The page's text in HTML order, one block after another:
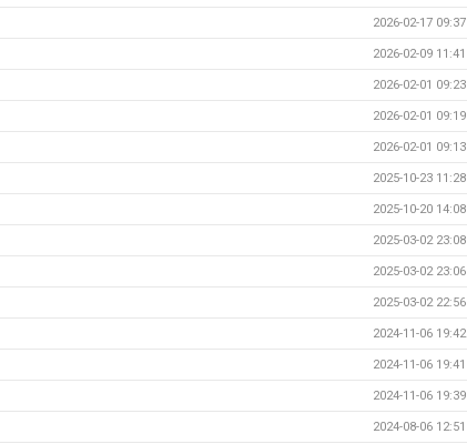
2026-02-17 09:37
2026-02-09 11:41
2026-02-01 09:23
2026-02-01 09:19
2026-02-01 09:13
2025-10-23 11:28
2025-10-20 14:08
2025-03-02 23:08
2025-03-02 23:06
2025-03-02 22:56
2024-11-06 19:42
2024-11-06 19:41
2024-11-06 19:39
2024-08-06 12:51